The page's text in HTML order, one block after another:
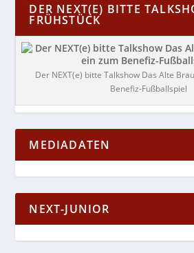
DER NEXT(E) BITTE
FRÜHSTÜCK
Der NEXT(e) bitte Talkshow Das Alte
Benefiz-Fußballspiel
MEDIADATEN
NEXT-JUNIOR